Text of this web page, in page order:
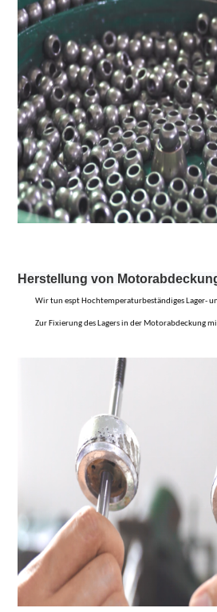
Herstellung von
Wir tun espt Hochtemperaturbeständiges Lager-
Zur Fixierung des Lagers in der Motorabdeckung